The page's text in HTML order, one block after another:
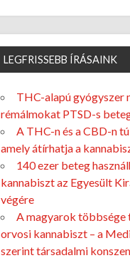
LEGFRISSEBB ÍRÁSAINK
THC-alapú gyógyszer
rémálmokat PTSD-s
A THC-n és a CBD-n
amely átírhatja a
140 ezer beteg
kannabiszt az Egyesült
végére
A magyarok többsége
orvosi kannabiszt – a
szerint társadalmi